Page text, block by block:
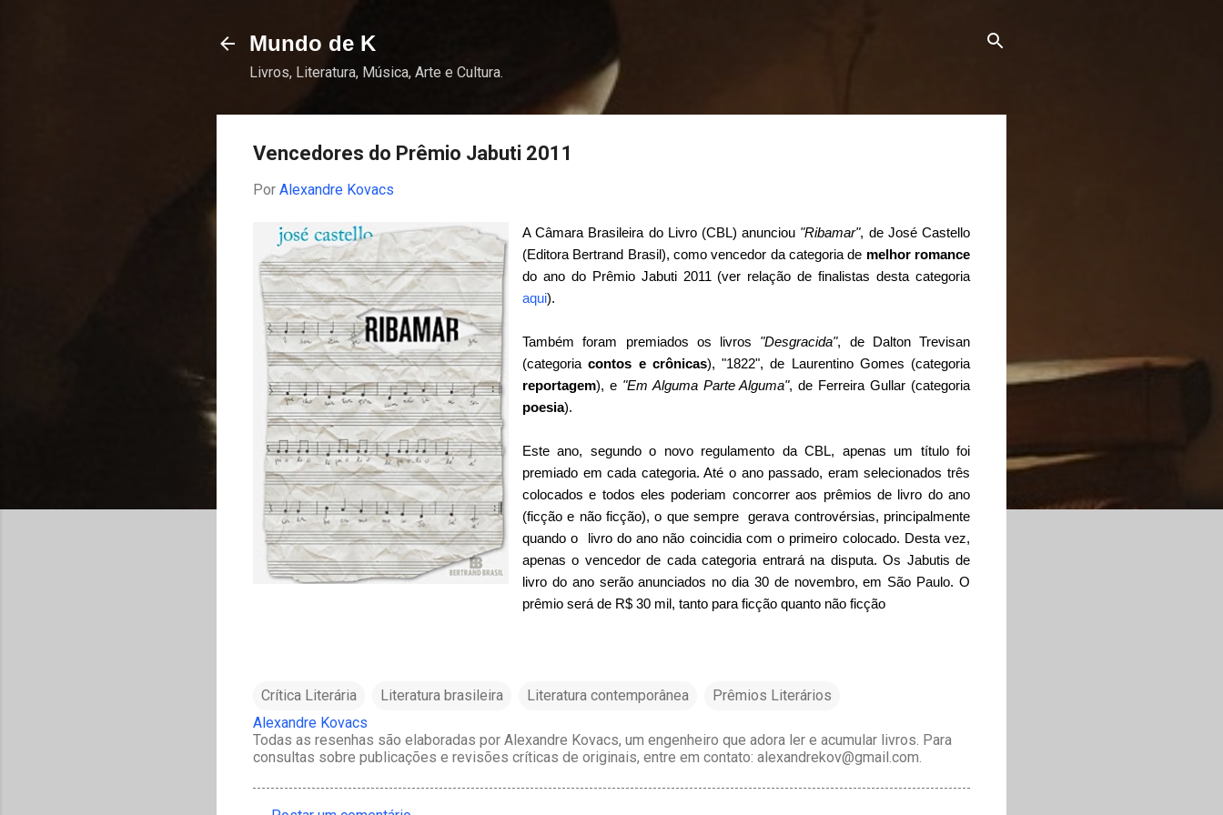
Mundo de K
Livros, Literatura, Música, Arte e Cultura.
Vencedores do Prêmio Jabuti 2011
Por Alexandre Kovacs
A Câmara Brasileira do Livro (CBL) anunciou "Ribamar", de José Castello
(Editora Bertrand Brasil), como vencedor da categoria de melhor romance
do ano do Prêmio Jabuti 2011 (ver relação de finalistas desta categoria
aqui).
Também foram premiados os livros "Desgracida", de Dalton Trevisan
(categoriacontos e crônicas), "1822", de Laurentino Gomes (categoria
reportagem), e "Em Alguma Parte Alguma", de Ferreira Gullar (categoria
poesia).
Este ano, segundo o novo regulamento da CBL, apenas um título foi
premiado em cada categoria. Até o ano passado, eram selecionados três
colocados e todos eles poderiam concorrer aos prêmios de livro do ano
(ficção e não ficção), o que sempre gerava controvérsias, principalmente
quando o livro do ano não coincidia com o primeiro colocado. Desta vez,
apenas o vencedor de cada categoria entrará na disputa. Os Jabutis de
livro do ano serão anunciados no dia 30 de novembro, em São Paulo. O
prêmio será de R$ 30 mil, tanto para ficção quanto não ficção
Crítica Literária Literatura brasileira Literatura contemporânea
Prêmios Literários
Alexandre Kovacs
Todas as resenhas são elaboradas por Alexandre Kovacs, um engenheiro que adora ler e acumular livros. Para
consultas sobre publicações e revisões críticas de originais, entre em contato: alexandrekov@gmail.com.